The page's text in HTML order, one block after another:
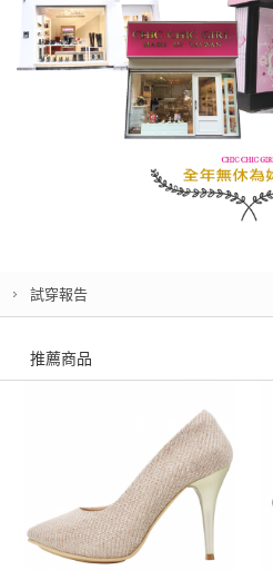
試穿報告
推薦商品